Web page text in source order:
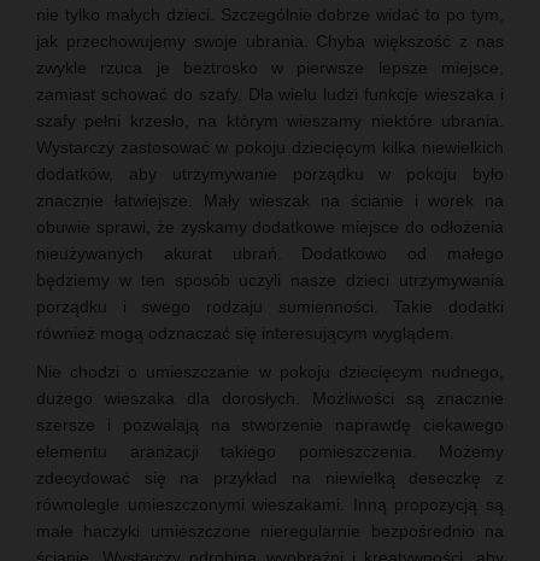
nie tylko małych dzieci. Szczególnie dobrze widać to po tym,
jak przechowujemy swoje ubrania. Chyba większość z nas
zwykle rzuca je beztrosko w pierwsze lepsze miejsce,
zamiast schować do szafy. Dla wielu ludzi funkcje wieszaka i
szafy pełni krzesło, na którym wieszamy niektóre ubrania.
Wystarczy zastosować w pokoju dziecięcym kilka niewielkich
dodatków, aby utrzymywanie porządku w pokoju było
znacznie łatwiejsze. Mały wieszak na ścianie i worek na
obuwie sprawi, że zyskamy dodatkowe miejsce do odłożenia
nieużywanych akurat ubrań. Dodatkowo od małego
będziemy w ten sposób uczyli nasze dzieci utrzymywania
porządku i swego rodzaju sumienności. Takie dodatki
również mogą odznaczać się interesującym wyglądem.
Nie chodzi o umieszczanie w pokoju dziecięcym nudnego,
dużego wieszaka dla dorosłych. Możliwości są znacznie
szersze i pozwalają na stworzenie naprawdę ciekawego
elementu aranżacji takiego pomieszczenia. Możemy
zdecydować się na przykład na niewielką deseczkę z
równolegle umieszczonymi wieszakami. Inną propozycją są
małe haczyki umieszczone nieregularnie bezpośrednio na